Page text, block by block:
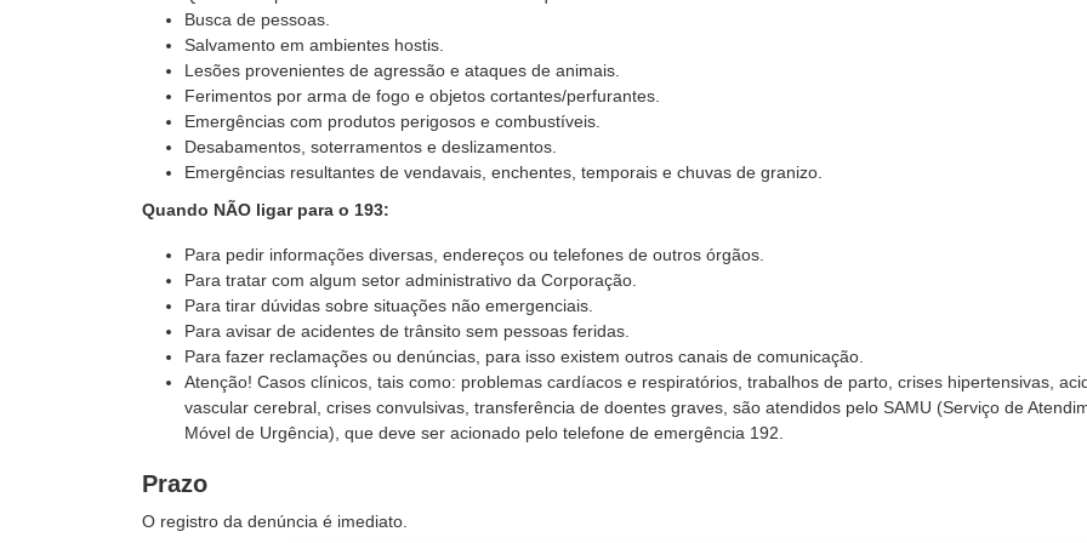
Busca de pessoas.
Salvamento em ambientes hostis.
Lesões provenientes de agressão e ataques de animais.
Ferimentos por arma de fogo e objetos cortantes/perfurantes.
Emergências com produtos perigosos e combustíveis.
Desabamentos, soterramentos e deslizamentos.
Emergências resultantes de vendavais, enchentes, temporais e chuvas de granizo.
Quando NÃO ligar para o 193:
Para pedir informações diversas, endereços ou telefones de outros órgãos.
Para tratar com algum setor administrativo da Corporação.
Para tirar dúvidas sobre situações não emergenciais.
Para avisar de acidentes de trânsito sem pessoas feridas.
Para fazer reclamações ou denúncias, para isso existem outros canais de comunicação.
Atenção! Casos clínicos, tais como: problemas cardíacos e respiratórios, trabalhos de parto, crises hipertensivas,
vascular cerebral, crises convulsivas, transferência de doentes graves, são atendidos pelo SAMU (Serviço de
Móvel de Urgência), que deve ser acionado pelo telefone de emergência 192.
Prazo
O registro da denúncia é imediato.